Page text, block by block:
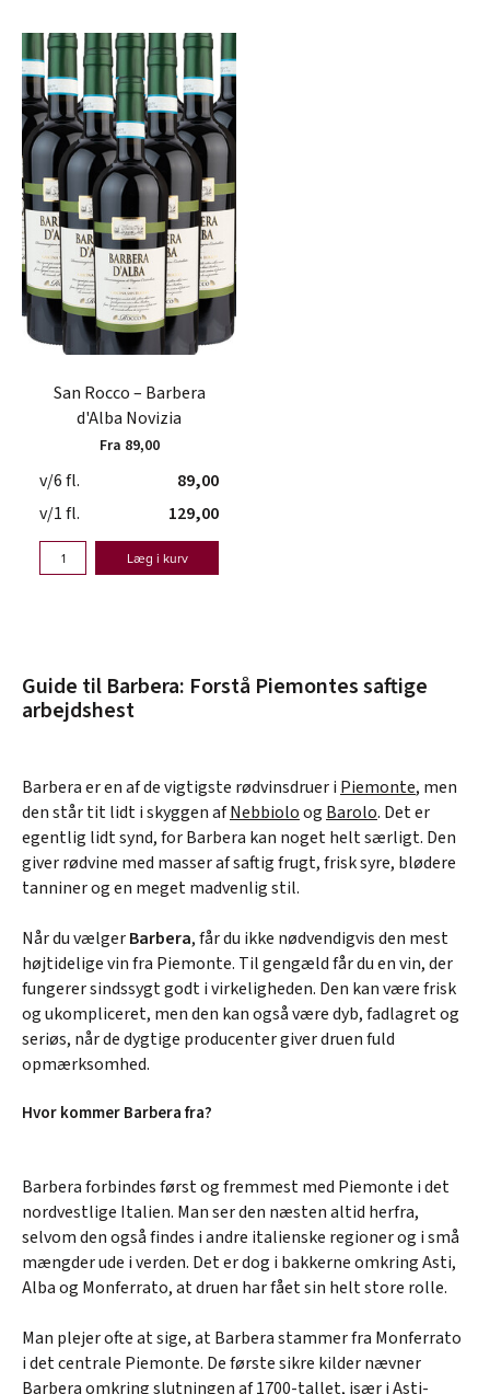
San Rocco – Barbera
d'Alba Novizia
Fra 89,00
v/6 fl.
89,00
v/1 fl.
129,00
Læg i kurv
Guide til Barbera: Forstå Piemontes saftige
arbejdshest
Barbera er en af de vigtigste rødvinsdruer i Piemonte, men
den står tit lidt i skyggen afNebbioloog Barolo. Det er
egentlig lidt synd, for Barbera kan noget helt særligt. Den
giver rødvine med masser af saftig frugt, frisk syre, blødere
tanniner og en meget madvenlig stil.
Når du vælgerBarbera, får du ikke nødvendigvis den mest
højtidelige vin fra Piemonte. Til gengæld får du en vin, der
fungerer sindssygt godt i virkeligheden. Den kan være frisk
og ukompliceret, men den kan også være dyb, fadlagret og
seriøs, når de dygtige producenter giver druen fuld
opmærksomhed.
Hvor kommer Barbera fra?
Barbera forbindes først og fremmest med Piemonte i det
nordvestlige Italien. Man ser den næsten altid herfra,
selvom den også findes i andre italienske regioner og i små
mængder ude i verden. Det er dog i bakkerne omkring Asti,
Alba og Monferrato, at druen har fået sin helt store rolle.
Man plejer ofte at sige, at Barbera stammer fra Monferrato
i det centrale Piemonte. De første sikre kilder nævner
Barbera omkring slutningen af 1700-tallet, især i Asti-